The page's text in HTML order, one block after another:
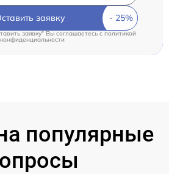
заявку
заявку" Вы соглашаетесь cполитикой
конфиденциальности
популярные